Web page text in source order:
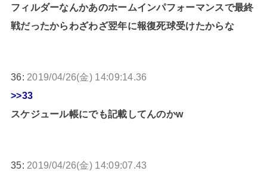
フィルダーなんかあのホームインパフォーマンスで最終
戦だったからわざわざ翌年に報復死球受けたからな
36: 2019/04/26(金) 14:09:14.36
>>33
スケジュール帳にでも記載してんのかw
35: 2019/04/26(金) 14:09:07.43